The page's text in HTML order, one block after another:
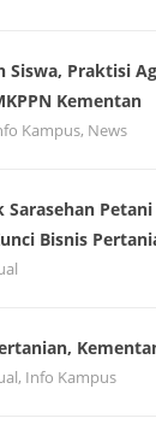
Siswa, Praktisi
di SMKPPN Kementan
Kampus, News
Sarasehan
Bisnis
, Info Kampus